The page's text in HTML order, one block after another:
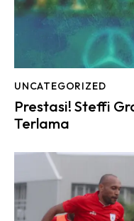
UNCATEGORIZED
Prestasi! Steffi
Terlama